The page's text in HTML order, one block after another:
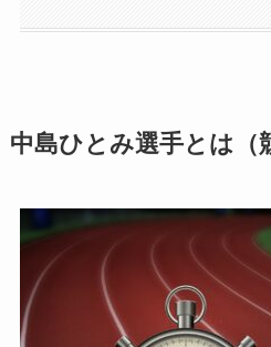
中島ひとみ選手とは（